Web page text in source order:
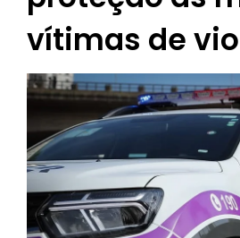
vítimas de